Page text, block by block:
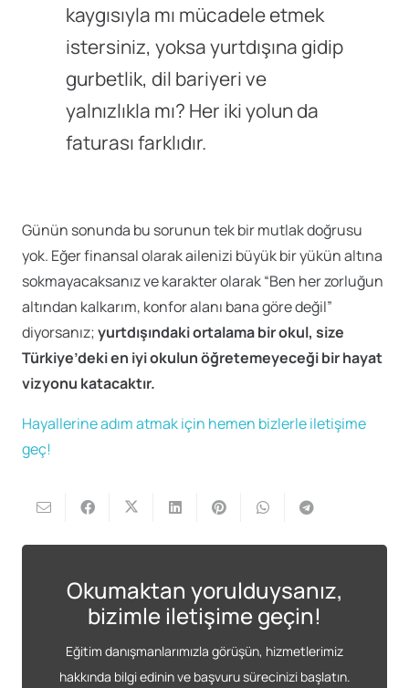
kaygısıyla mı mücadele etmek
istersiniz, yoksa yurtdışına gidip
gurbetlik, dil bariyeri ve
yalnızlıkla mı? Her iki yolun da
faturası farklıdır.
Günün sonunda bu sorunun tek bir mutlak doğrusu
yok. Eğer finansal olarak ailenizi büyük bir yükün altına
sokmayacaksanız ve karakter olarak “Ben her zorluğun
altından kalkarım, konfor alanı bana göre değil”
diyorsanız;yurtdışındaki ortalama bir okul, size
Türkiye’deki en iyi okulun öğretemeyeceği bir hayat
vizyonu katacaktır.
Hayallerine adım atmak için hemen bizlerle iletişime
geç!
Okumaktan yorulduysanız,
bizimle iletişime geçin!
Eğitim danışmanlarımızla görüşün, hizmetlerimiz
hakkında bilgi edinin ve başvuru sürecinizi başlatın.